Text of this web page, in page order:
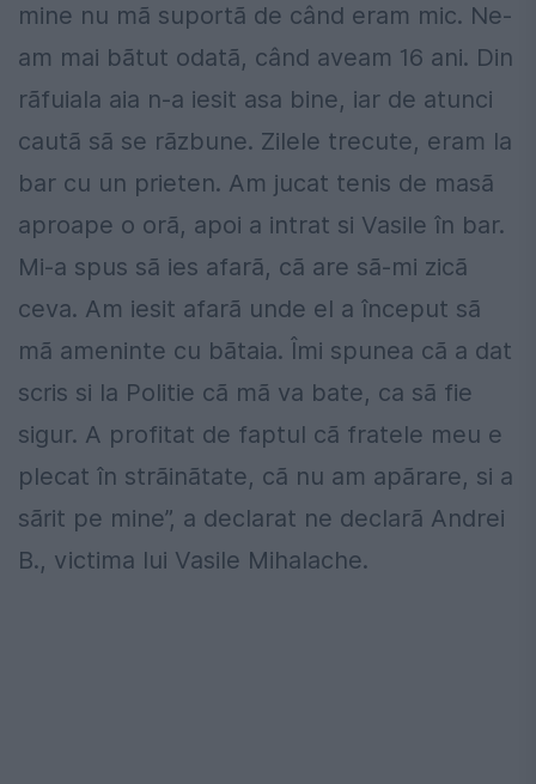
mine nu mã suportã de când eram mic. Ne-
am mai bãtut odatã, când aveam 16 ani. Din
rãfuiala aia n-a iesit asa bine, iar de atunci
cautã sã se rãzbune. Zilele trecute, eram la
bar cu un prieten. Am jucat tenis de masã
aproape o orã, apoi a intrat si Vasile în bar.
Mi-a spus sã ies afarã, cã are sã-mi zicã
ceva. Am iesit afarã unde el a început sã
mã ameninte cu bãtaia. Îmi spunea cã a dat
scris si la Politie cã mã va bate, ca sã fie
sigur. A profitat de faptul cã fratele meu e
plecat în strãinãtate, cã nu am apãrare, si a
sãrit pe mine”, a declarat ne declarã Andrei
B., victima lui Vasile Mihalache.